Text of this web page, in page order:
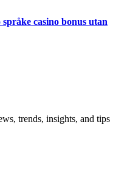
casino bonus utan
trends, insights, and tips